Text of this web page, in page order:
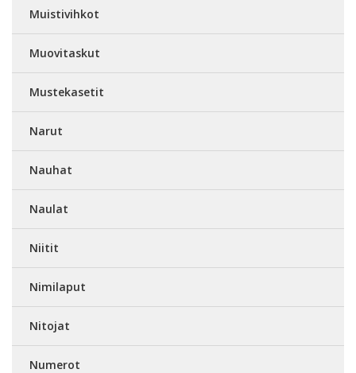
Muistivihkot
Muovitaskut
Mustekasetit
Narut
Nauhat
Naulat
Niitit
Nimilaput
Nitojat
Numerot